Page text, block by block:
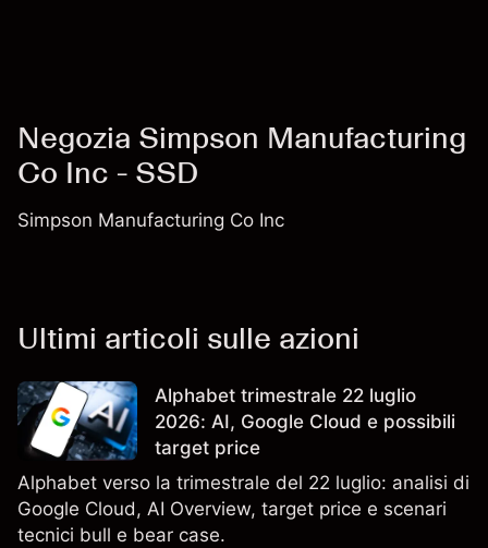
Negozia Simpson Manufacturing
Co Inc - SSD
Simpson Manufacturing Co Inc
Ultimi articoli sulle azioni
Alphabet trimestrale 22 luglio
2026: AI, Google Cloud e possibili
target price
Alphabet verso la trimestrale del 22 luglio: analisi di
Google Cloud, AI Overview, target price e scenari
tecnici bull e bear case.